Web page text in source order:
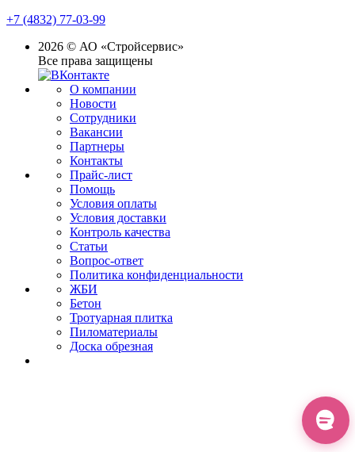
+7 (4832) 77-03-99
2026 © АО «Стройсервис»
Все права защищены
О компании
Новости
Сотрудники
Вакансии
Партнеры
Контакты
Прайс-лист
Помощь
Условия оплаты
Условия доставки
Контроль качества
Статьи
Вопрос-ответ
Политика конфиденциальности
ЖБИ
Бетон
Тротуарная плитка
Пиломатериалы
Доска обрезная